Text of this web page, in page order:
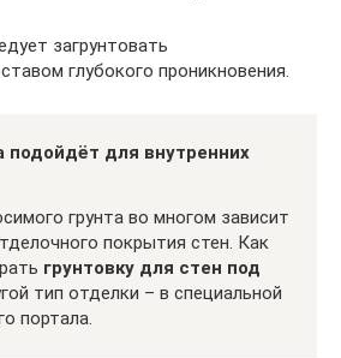
загрунтовать
глубокого проникновения.
подойдёт для внутренних
грунта во многом зависит
покрытия стен. Как
грунтовку для стен под
тип отделки – в специальной
портала.